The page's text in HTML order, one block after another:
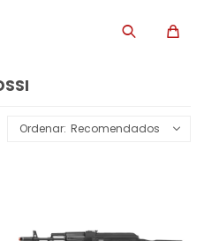
Recomendados